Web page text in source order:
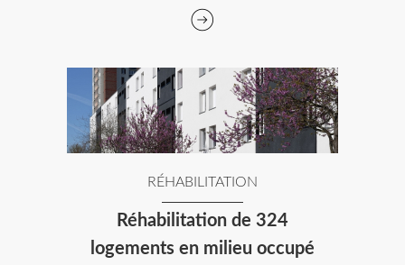
RÉHABILITATION
Réhabilitation de 324
logements en milieu occupé